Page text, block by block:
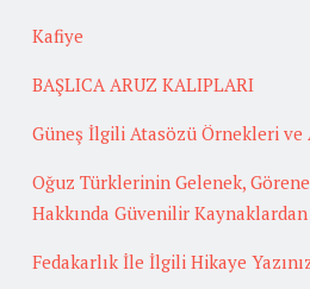
Kafiye
BAŞLICA ARUZ KALIPLARI
Güneş İlgili Atasözü Örnekleri ve
Oğuz Türklerinin Gelenek,
Hakkında Güvenilir Kaynaklardan
Fedakarlık İle İlgili Hikaye